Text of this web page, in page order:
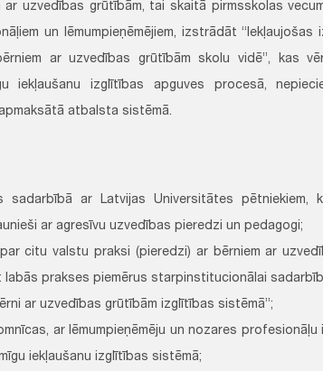
uzvedības grūtībām, tai skaitā pirmsskolas
un lēmumpieņēmējiem, izstrādāt “Iekļaujošas
ar uzvedības grūtībām skolu vidē”, kas
iekļaušanu izglītības apguves procesā,
atbalsta sistēmā.
sadarbībā ar Latvijas Universitātes pētniekiem,
ar agresīvu uzvedības pieredzi un pedagogi;
citu valstu praksi (pieredzi) ar bērniem ar
prakses piemērus starpinstitucionālai
ar uzvedības grūtībām izglītības sistēmā”;
ar lēmumpieņēmēju un nozares profesionāļu
iekļaušanu izglītības sistēmā;